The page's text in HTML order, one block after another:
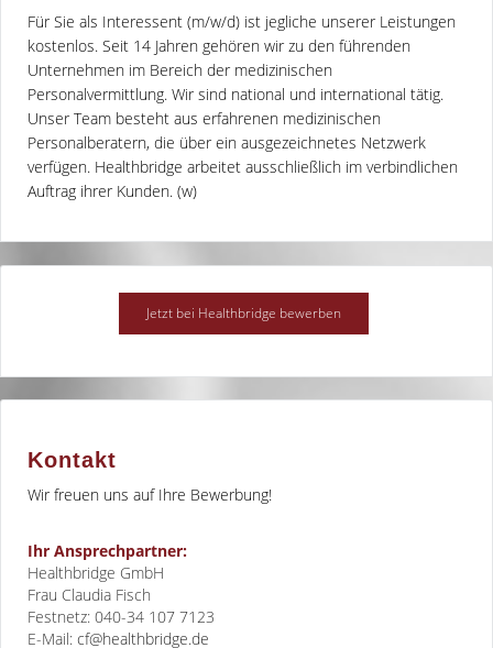
Für Sie als Interessent (m/w/d) ist jegliche unserer Leistungen
kostenlos. Seit 14 Jahren gehören wir zu den führenden
Unternehmen im Bereich der medizinischen
Personalvermittlung. Wir sind national und international tätig.
Unser Team besteht aus erfahrenen medizinischen
Personalberatern, die über ein ausgezeichnetes Netzwerk
verfügen. Healthbridge arbeitet ausschließlich im verbindlichen
Auftrag ihrer Kunden. (w)
Kontakt
Wir freuen uns auf Ihre Bewerbung!
Ihr Ansprechpartner:
Healthbridge GmbH
Frau Claudia Fisch
Festnetz: 040-34 107 7123
E-Mail: cf@healthbridge.de